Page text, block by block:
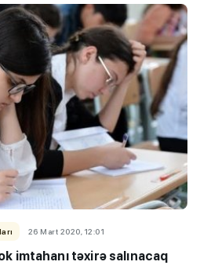
26 Mart 2020, 12:01
imtahanı təxirə salınacaq